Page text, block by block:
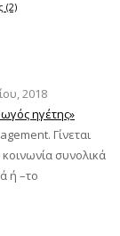
(2)
2018
ηγέτης»
Γίνεται
συνολικά
ή –το